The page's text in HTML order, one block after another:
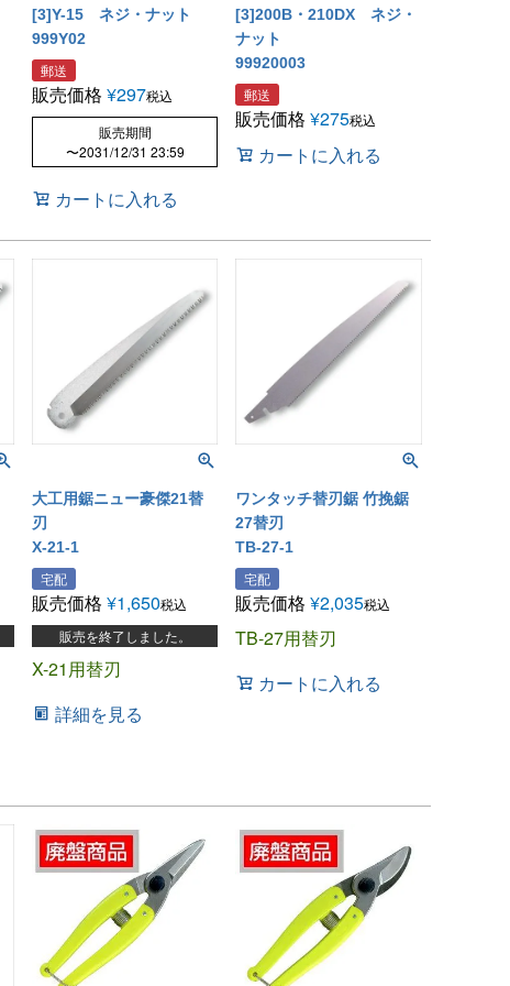
[3]Y-15 ネジ・ナット
999Y02
郵送
販売価格 ¥297税込
販売期間
〜2031/12/31 23:59
カートに入れる
[3]200B・210DX ネジ・
ナット
99920003
郵送
販売価格 ¥275税込
カートに入れる
大工用鋸ニュー豪傑21替
刃
X-21-1
宅配
販売価格 ¥1,650税込
販売を終了しました。
X-21用替刃
詳細を見る
ワンタッチ替刃鋸 竹挽鋸
27替刃
TB-27-1
宅配
販売価格 ¥2,035税込
TB-27用替刃
カートに入れる